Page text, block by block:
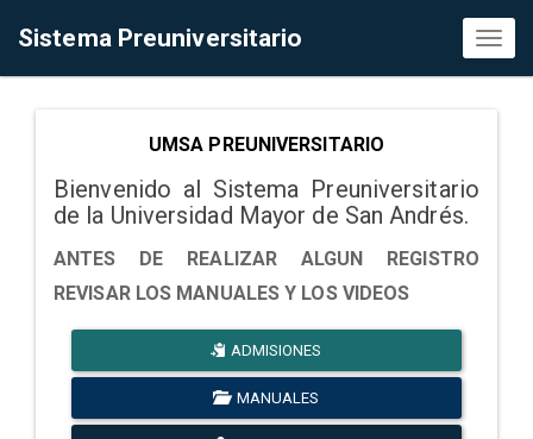
Sistema Preuniversitario
UMSA PREUNIVERSITARIO
Bienvenido al Sistema Preuniversitario
de la Universidad Mayor de San Andrés.
ANTES DE REALIZAR ALGUN REGISTRO
REVISAR LOS MANUALES Y LOS VIDEOS
ADMISIONES
MANUALES